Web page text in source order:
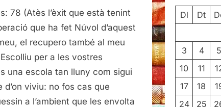
per
triar
l’escola
fills
78 (Atès l’èxit que està tenint
que ha fet Núvol d’aquest
el recupero també al meu
per a les vostres
una escola tan lluny com sigui
d’on viviu: no fos cas que
a l’ambient que les envolta
Dl Dt
3
4 5
10
11
17
18
24
25